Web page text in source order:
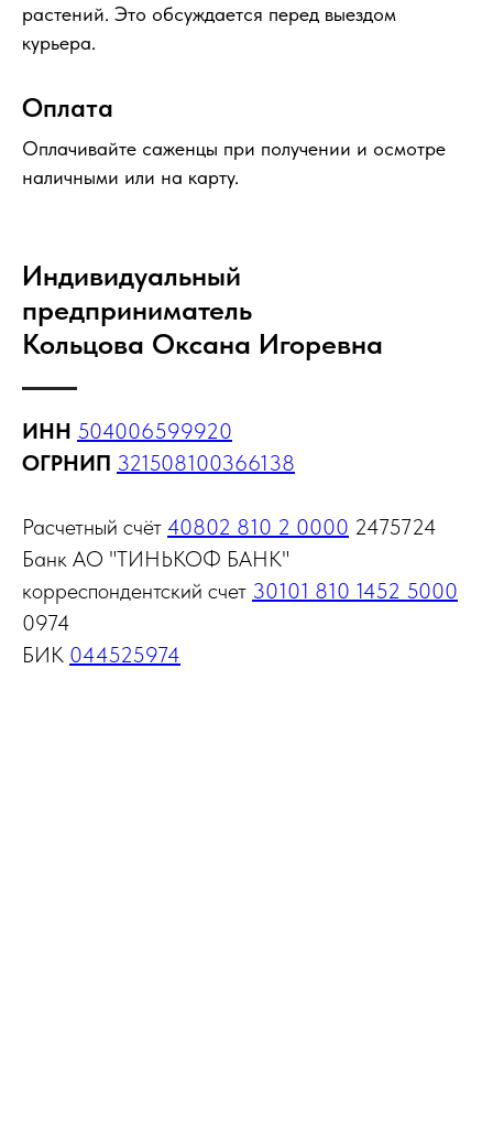
растений. Это обсуждается перед выездом
курьера.
Оплата
Оплачивайте саженцы при получении и осмотре
наличными или на карту.
Индивидуальный
предприниматель
Кольцова Оксана Игоревна
ИНН 504006599920
ОГРНИП 321508100366138
Расчетный счёт 40802 810 2 0000 2475724
Банк АО "ТИНЬКОФ БАНК"
корреспондентский счет 30101 810 1452 5000
0974
БИК 044525974